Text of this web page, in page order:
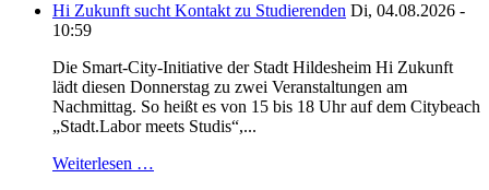
Hi Zukunft sucht Kontakt zu Studierenden Di, 04.08.2026 -
10:59
Die Smart-City-Initiative der Stadt Hildesheim Hi Zukunft
lädt diesen Donnerstag zu zwei Veranstaltungen am
Nachmittag. So heißt es von 15 bis 18 Uhr auf dem Citybeach
„Stadt.Labor meets Studis“,...
Weiterlesen …